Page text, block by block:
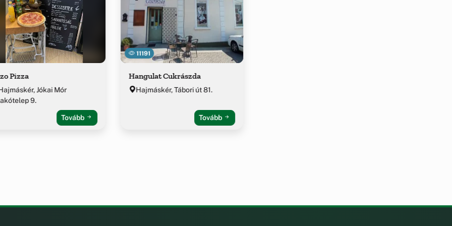
Pizza
Jókai Mór
9.
Tovább
11191
Hangulat Cukrászda
Hajmáskér, Tábori út 81.
Tovább